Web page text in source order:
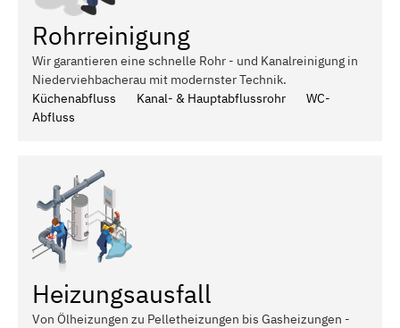
Rohrreinigung
Wir garantieren eine schnelle Rohr - und Kanalreinigung in
Niederviehbacherau mit modernster Technik.
Küchenabfluss
Kanal- & Hauptabflussrohr
WC-
Abfluss
Heizungsausfall
Von Ölheizungen zu Pelletheizungen bis Gasheizungen -